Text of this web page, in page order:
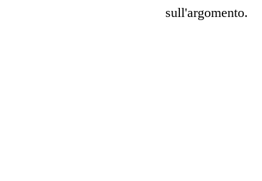
sull'argomento.